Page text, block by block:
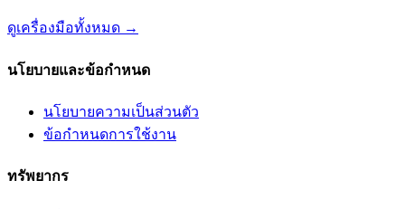
ดูเครื่องมือทั้งหมด →
นโยบายและข้อกำหนด
นโยบายความเป็นส่วนตัว
ข้อกำหนดการใช้งาน
ทรัพยากร